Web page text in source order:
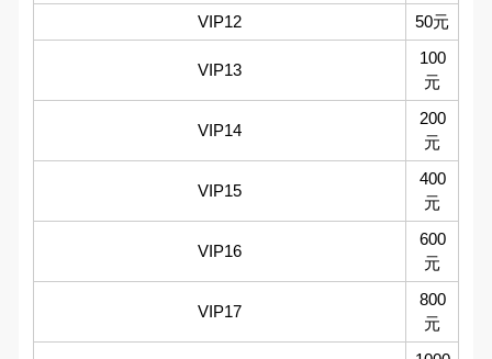
VIP12
50元
VIP13
100
元
VIP14
200
元
VIP15
400
元
VIP16
600
元
VIP17
800
元